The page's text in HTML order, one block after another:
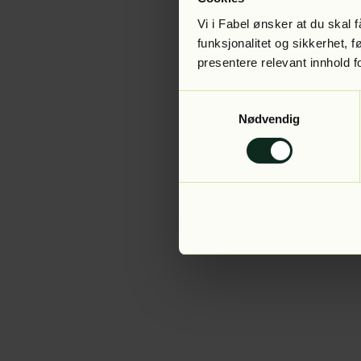
Vi i Fabel ønsker at du skal
funksjonalitet og sikkerhet,
presentere relevant innhold
Nødvendig
Application